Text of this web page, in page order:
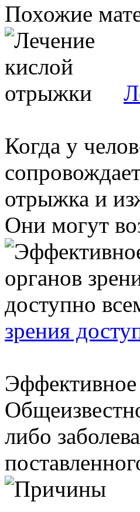
Похожие
Когда у
отрыжка и
Они могут
зрения
Эффективное
либо